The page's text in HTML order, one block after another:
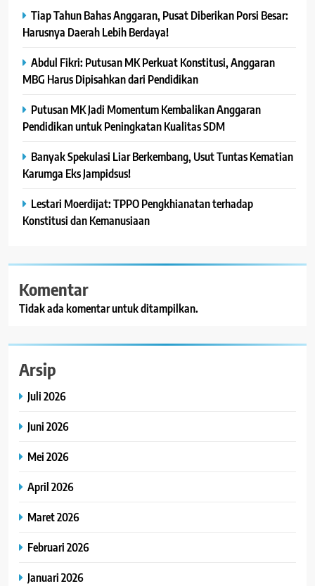
Tiap Tahun Bahas Anggaran, Pusat Diberikan Porsi Besar:
Harusnya Daerah Lebih Berdaya!
Abdul Fikri: Putusan MK Perkuat Konstitusi, Anggaran
MBG Harus Dipisahkan dari Pendidikan
Putusan MK Jadi Momentum Kembalikan Anggaran
Pendidikan untuk Peningkatan Kualitas SDM
Banyak Spekulasi Liar Berkembang, Usut Tuntas Kematian
Karumga Eks Jampidsus!
Lestari Moerdijat: TPPO Pengkhianatan terhadap
Konstitusi dan Kemanusiaan
Komentar
Tidak ada komentar untuk ditampilkan.
Arsip
Juli 2026
Juni 2026
Mei 2026
April 2026
Maret 2026
Februari 2026
Januari 2026